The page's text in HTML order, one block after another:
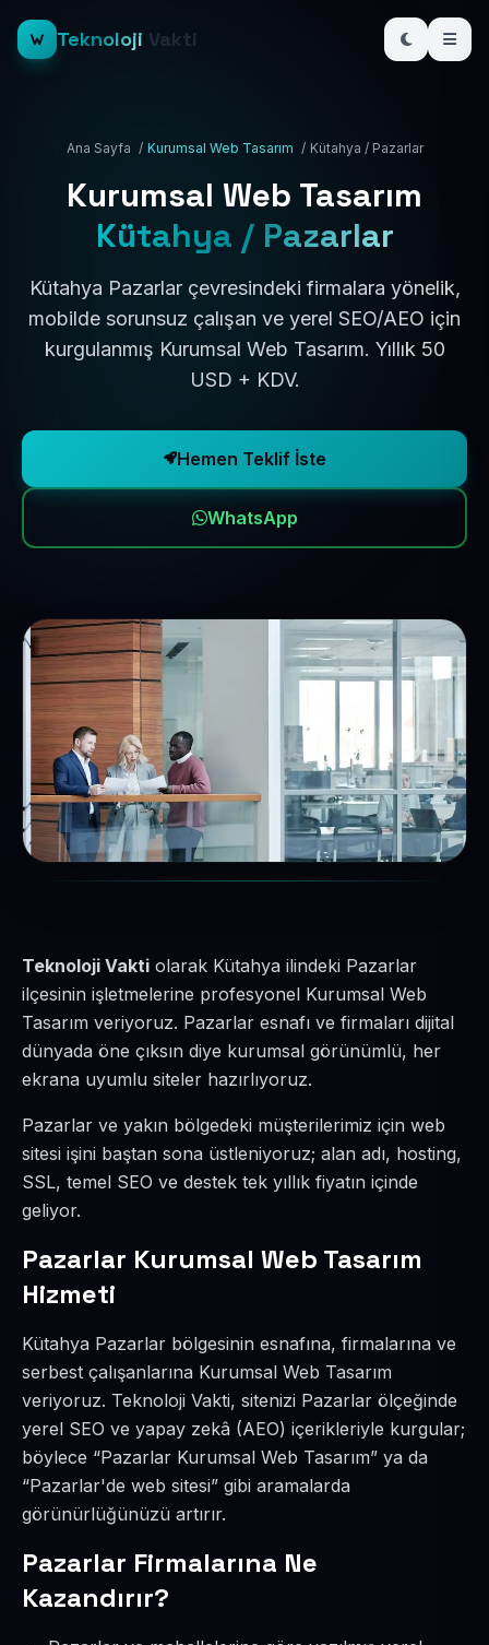
Teknoloji Vakti
Ana Sayfa / Kurumsal Web Tasarım / Kütahya / Pazarlar
Kurumsal Web Tasarım
Kütahya / Pazarlar
Kütahya Pazarlar çevresindeki firmalara yönelik,
mobilde sorunsuz çalışan ve yerel SEO/AEO için
kurgulanmış Kurumsal Web Tasarım. Yıllık 50
USD + KDV.
Hemen Teklif İste
WhatsApp
Teknoloji Vakti olarak Kütahya ilindeki Pazarlar
ilçesinin işletmelerine profesyonel Kurumsal Web
Tasarım veriyoruz. Pazarlar esnafı ve firmaları dijital
dünyada öne çıksın diye kurumsal görünümlü, her
ekrana uyumlu siteler hazırlıyoruz.
Pazarlar ve yakın bölgedeki müşterilerimiz için web
sitesi işini baştan sona üstleniyoruz; alan adı, hosting,
SSL, temel SEO ve destek tek yıllık fiyatın içinde
geliyor.
Pazarlar Kurumsal Web Tasarım
Hizmeti
Kütahya Pazarlar bölgesinin esnafına, firmalarına ve
serbest çalışanlarına Kurumsal Web Tasarım
veriyoruz. Teknoloji Vakti, sitenizi Pazarlar ölçeğinde
yerel SEO ve yapay zekâ (AEO) içerikleriyle kurgular;
böylece “Pazarlar Kurumsal Web Tasarım” ya da
“Pazarlar'de web sitesi” gibi aramalarda
görünürlüğünüzü artırır.
Pazarlar Firmalarına Ne
Kazandırır?